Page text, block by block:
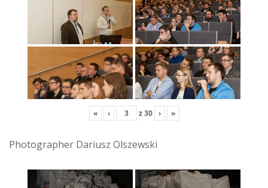
« ‹ z30 › »
Photographer Dariusz Olszewski